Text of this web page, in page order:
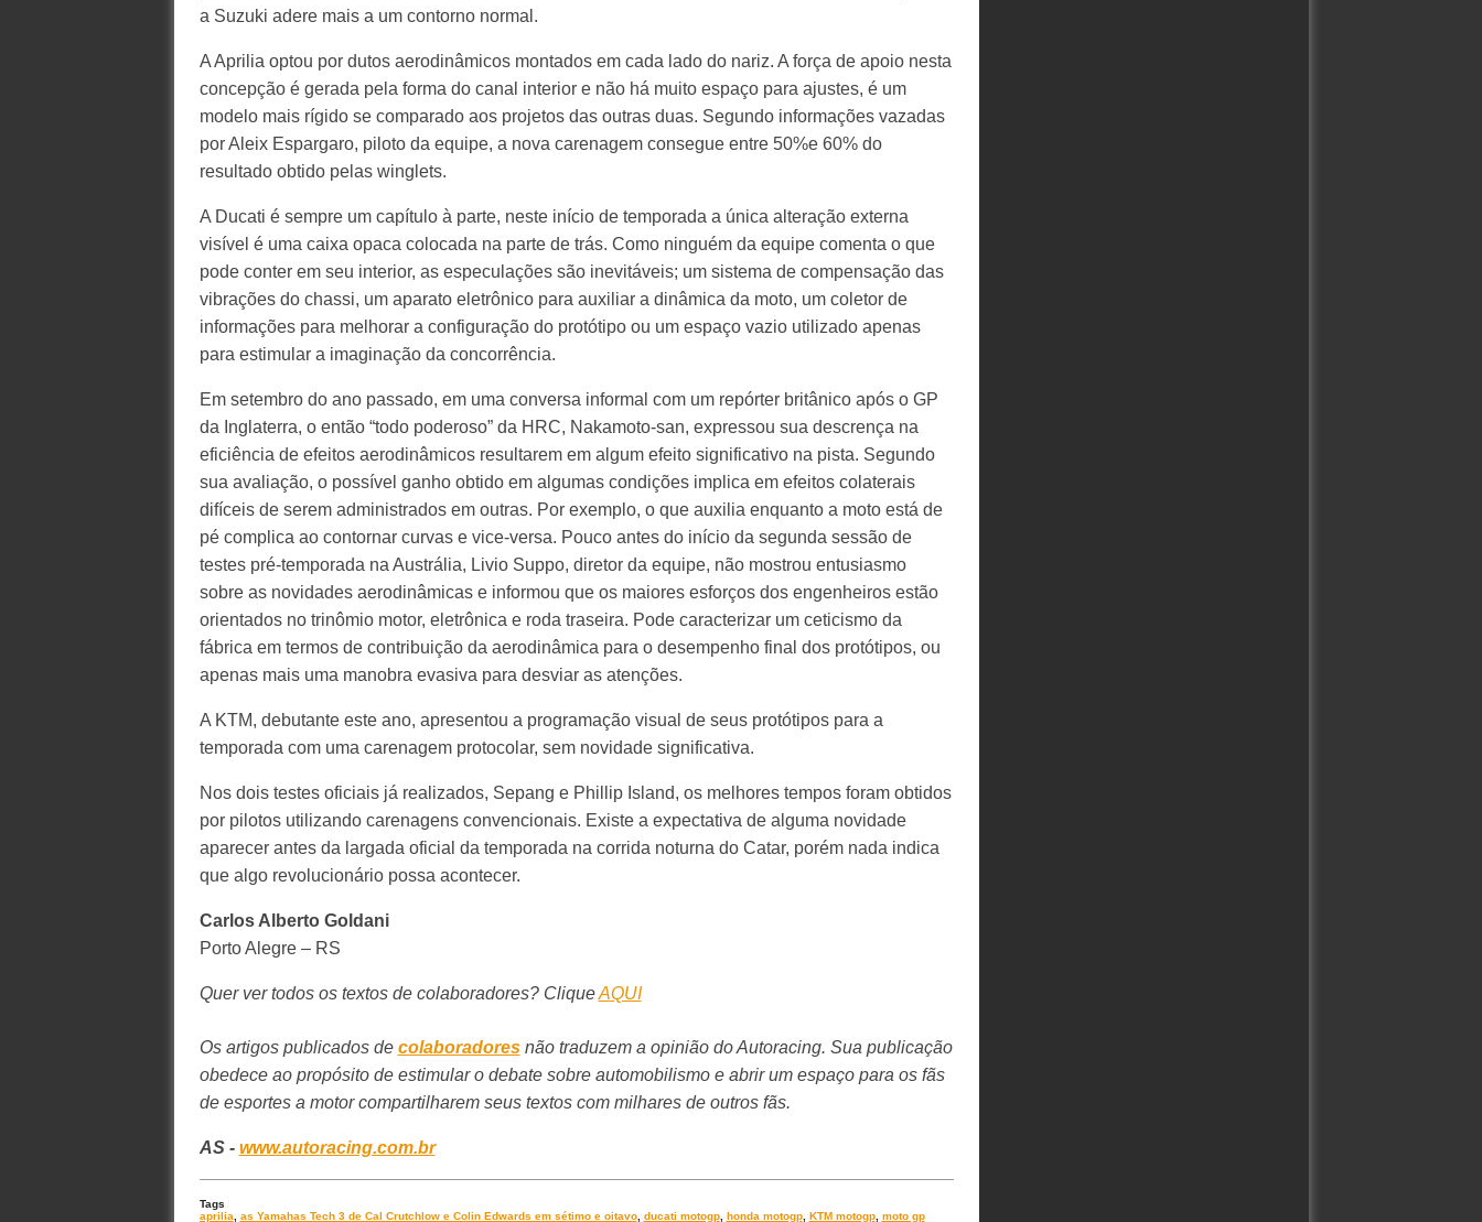
a Suzuki adere mais a um contorno normal.
A Aprilia optou por dutos aerodinâmicos montados em cada lado do nariz. A força de apoio nesta
concepção é gerada pela forma do canal interior e não há muito espaço para ajustes, é um
modelo mais rígido se comparado aos projetos das outras duas. Segundo informações vazadas
por Aleix Espargaro, piloto da equipe, a nova carenagem consegue entre 50%e 60% do
resultado obtido pelas winglets.
A Ducati é sempre um capítulo à parte, neste início de temporada a única alteração externa
visível é uma caixa opaca colocada na parte de trás. Como ninguém da equipe comenta o que
pode conter em seu interior, as especulações são inevitáveis; um sistema de compensação das
vibrações do chassi, um aparato eletrônico para auxiliar a dinâmica da moto, um coletor de
informações para melhorar a configuração do protótipo ou um espaço vazio utilizado apenas
para estimular a imaginação da concorrência.
Em setembro do ano passado, em uma conversa informal com um repórter britânico após o GP
da Inglaterra, o então “todo poderoso” da HRC, Nakamoto-san, expressou sua descrença na
eficiência de efeitos aerodinâmicos resultarem em algum efeito significativo na pista. Segundo
sua avaliação, o possível ganho obtido em algumas condições implica em efeitos colaterais
difíceis de serem administrados em outras. Por exemplo, o que auxilia enquanto a moto está de
pé complica ao contornar curvas e vice-versa. Pouco antes do início da segunda sessão de
testes pré-temporada na Austrália, Livio Suppo, diretor da equipe, não mostrou entusiasmo
sobre as novidades aerodinâmicas e informou que os maiores esforços dos engenheiros estão
orientados no trinômio motor, eletrônica e roda traseira. Pode caracterizar um ceticismo da
fábrica em termos de contribuição da aerodinâmica para o desempenho final dos protótipos, ou
apenas mais uma manobra evasiva para desviar as atenções.
A KTM, debutante este ano, apresentou a programação visual de seus protótipos para a
temporada com uma carenagem protocolar, sem novidade significativa.
Nos dois testes oficiais já realizados, Sepang e Phillip Island, os melhores tempos foram obtidos
por pilotos utilizando carenagens convencionais. Existe a expectativa de alguma novidade
aparecer antes da largada oficial da temporada na corrida noturna do Catar, porém nada indica
que algo revolucionário possa acontecer.
Carlos Alberto Goldani
Porto Alegre – RS
Quer ver todos os textos de colaboradores? CliqueAQUI
Os artigos publicados de colaboradoresnão traduzem a opinião do Autoracing. Sua publicação
obedece ao propósito de estimular o debate sobre automobilismo e abrir um espaço para os fãs
de esportes a motor compartilharem seus textos com milhares de outros fãs.
AS - www.autoracing.com.br
Tags
aprilia
as Yamahas Tech 3 de Cal Crutchlow e Colin Edwards em sétimo e oitavo, ducati motogp, honda motogp, KTM motogp, moto gp